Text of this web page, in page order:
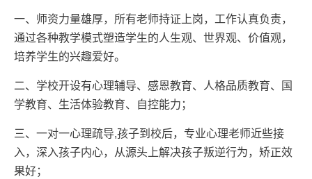
一、师资力量雄厚，所有老师持证上岗，工作认真负责，
通过各种教学模式塑造学生的人生观、世界观、价值观，
培养学生的兴趣爱好。
二、学校开设有心理辅导、感恩教育、人格品质教育、国
学教育、生活体验教育、自控能力；
三、一对一心理疏导,孩子到校后，专业心理老师近些接
入，深入孩子内心，从源头上解决孩子叛逆行为，矫正效
果好；